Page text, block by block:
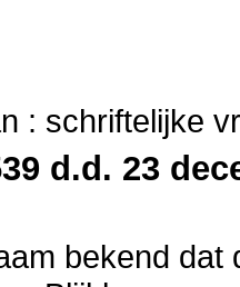
: schriftelijke
d.d. 23
bekend